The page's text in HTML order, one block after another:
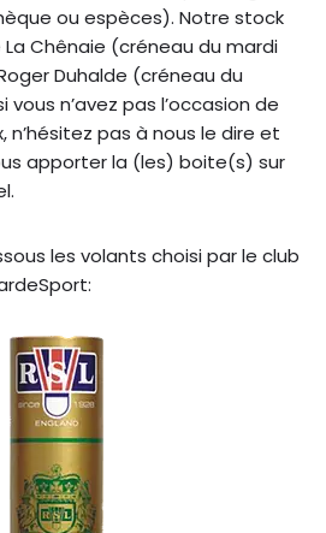
ou espèces). Notre stock
Chênaie (créneau du mardi
Duhalde (créneau du
n’avez pas l’occasion de
n’hésitez pas à nous le dire et
apporter la (les) boite(s) sur
les volants choisi par le club